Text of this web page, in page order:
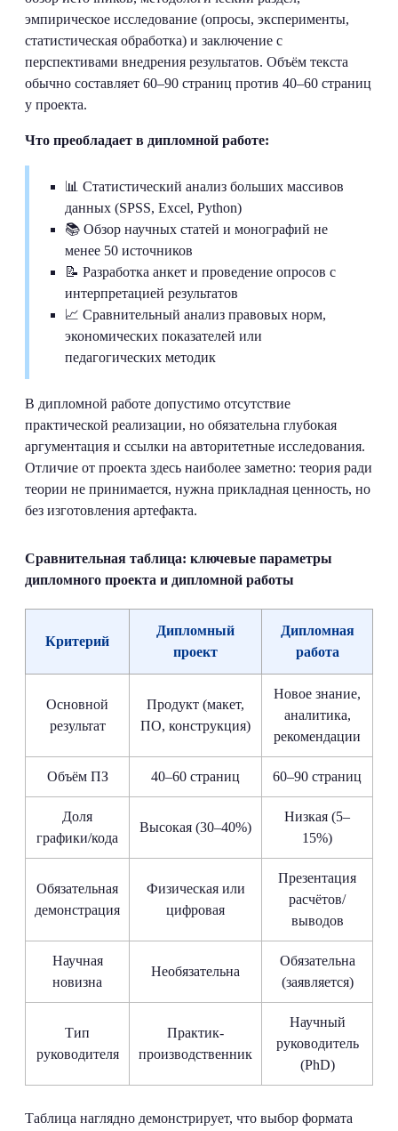
эмпирическое исследование (опросы, эксперименты,
статистическая обработка) и заключение с
перспективами внедрения результатов. Объём текста
обычно составляет 60–90 страниц против 40–60 страниц
у проекта.
Что преобладает в дипломной работе:
📊 Статистический анализ больших массивов
данных (SPSS, Excel, Python)
📚 Обзор научных статей и монографий не
менее 50 источников
📝 Разработка анкет и проведение опросов с
интерпретацией результатов
📈 Сравнительный анализ правовых норм,
экономических показателей или
педагогических методик
В дипломной работе допустимо отсутствие
практической реализации, но обязательна глубокая
аргументация и ссылки на авторитетные исследования.
Отличие от проекта здесь наиболее заметно: теория ради
теории не принимается, нужна прикладная ценность, но
без изготовления артефакта.
Сравнительная таблица: ключевые параметры
дипломного проекта и дипломной работы
Критерий
Дипломный
проект
Дипломная
работа
Основной
результат
Продукт (макет,
ПО, конструкция)
Новое знание,
аналитика,
рекомендации
Объём ПЗ 40–60 страниц 60–90 страниц
Доля
графики/кода
Высокая (30–40%)
Низкая (5–
15%)
Обязательная
демонстрация
Физическая или
цифровая
Презентация
расчётов/
выводов
Научная
новизна
Необязательна
Обязательна
(заявляется)
Тип
руководителя
Практик-
производственник
Научный
руководитель
(PhD)
Таблица наглядно демонстрирует, что выбор формата